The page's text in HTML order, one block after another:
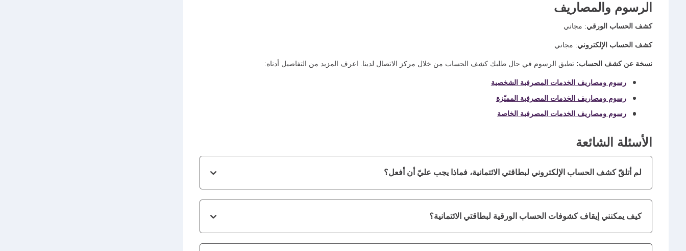
الرسوم والمصاريف
كشف الحساب الورقي: مجاني
كشف الحساب الإلكتروني: مجاني
نسخة عن كشف الحساب: تطبق الرسوم في حال طلبك كشف الحساب من خلال مركز الاتصال لدينا. اعرف المزيد من التفاصيل أدناه:
رسوم ومصاريف الخدمات المصرفية الشخصية
رسوم ومصاريف الخدمات المصرفية المميّزة
رسوم ومصاريف الخدمات المصرفية الخاصة
الأسئلة الشائعة
لم أتلقّ كشف الحساب الإلكتروني لبطاقتي الائتمانية، فماذا يجب عليّ أن أفعل؟
كيف يمكنني إيقاف كشوفات الحساب الورقية لبطاقتي الائتمانية؟